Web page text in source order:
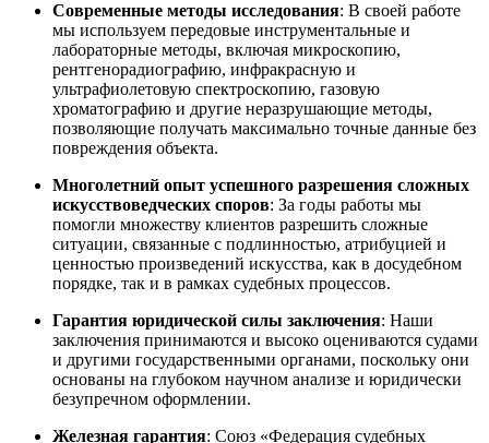
Современные методы исследования: В своей работе
мы используем передовые инструментальные и
лабораторные методы, включая микроскопию,
рентгенорадиографию, инфракрасную и
ультрафиолетовую спектроскопию, газовую
хроматографию и другие неразрушающие методы,
позволяющие получать максимально точные данные без
повреждения объекта.
Многолетний опыт успешного разрешения сложных
искусствоведческих споров: За годы работы мы
помогли множеству клиентов разрешить сложные
ситуации, связанные с подлинностью, атрибуцией и
ценностью произведений искусства, как в досудебном
порядке, так и в рамках судебных процессов.
Гарантия юридической силы заключения: Наши
заключения принимаются и высоко оцениваются судами
и другими государственными органами, поскольку они
основаны на глубоком научном анализе и юридически
безупречном оформлении.
Железная гарантия: Союз «Федерация судебных